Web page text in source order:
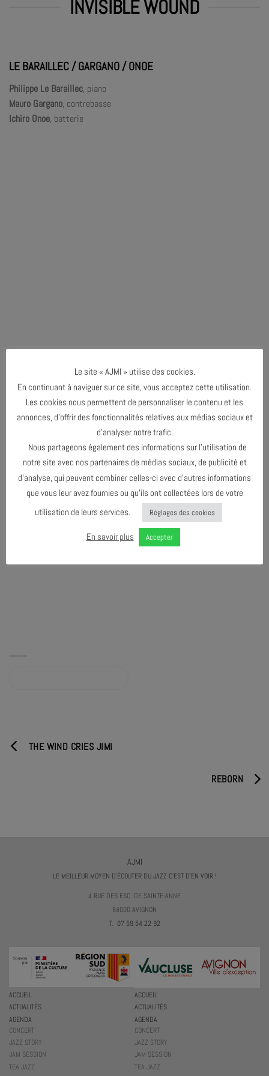
INVISIBLE WOUND
LE BARAILLEC / GARGANO / ONOE
Philippe Le Baraillec, piano
Mauro Gargano, contrebasse
Ichiro Onoe, batterie
THE WIND CRIES JIMI
REBORN
AJMI
LE MEILLEUR MOYEN D'ÉCOUTER DU JAZZ C'EST D'EN VOIR !
4 RUE DES ESC. DE SAINTE-ANNE
84000 AVIGNON
T. 07 59 54 22 92
ACCUEIL
ACTUALITÉS
AGENDA
CONCERT
JAZZ STORY
JAM SESSION
TEA JAZZ
ACCUEIL
ACTUALITÉS
AGENDA
CONCERT
JAZZ STORY
JAM SESSION
TEA JAZZ
Le site « AJMI » utilise des cookies.
En continuant à naviguer sur ce site, vous acceptez cette utilisation.
Les cookies nous permettent de personnaliser le contenu et les
annonces, d’offrir des fonctionnalités relatives aux médias sociaux et
d’analyser notre trafic.
Nous partageons également des informations sur l’utilisation de
notre site avec nos partenaires de médias sociaux, de publicité et
d’analyse, qui peuvent combiner celles-ci avec d’autres informations
que vous leur avez fournies ou qu’ils ont collectées lors de votre
utilisation de leurs services.
Réglages des cookies
En savoir plus Accepter